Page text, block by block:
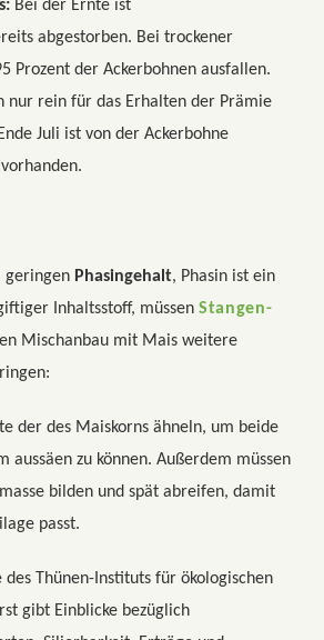
Bei der Ernte ist
abgestorben. Bei trockener
Prozent der Ackerbohnen ausfallen.
nur rein für das Erhalten der Prämie
Juli ist von der Ackerbohne
vorhanden.
geringen Phasingehalt, Phasin ist ein
Inhaltsstoff, müssen Stangen-
Mischanbau mit Mais weitere
der des Maiskorns ähneln, um beide
aussäen zu können. Außerdem müssen
bilden und spät abreifen, damit
passt.
des Thünen-Instituts für ökologischen
gibt Einblicke bezüglich